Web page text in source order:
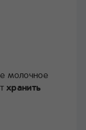
молочное
хранить